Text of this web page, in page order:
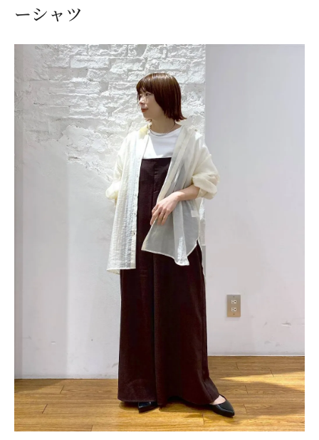
ーシャツ